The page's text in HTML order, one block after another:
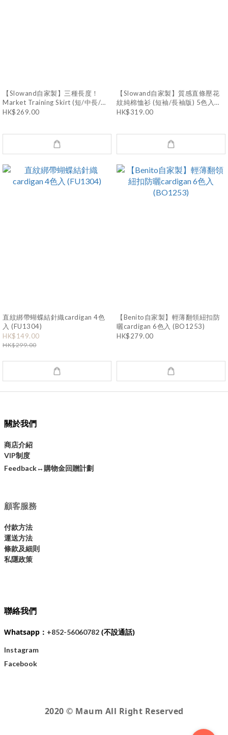
【Slowand自家製】三種長度！
Market Training Skirt (短/中長/長
版) (Free/L/XL) (SD1256)
HK$269.00
【Slowand自家製】質感直條壓花
紋純棉恤衫 (短袖/長袖版) 5色入
(SD1243)
HK$319.00
直紋綁帶蝴蝶結針織cardigan 4色
入 (FU1304)
HK$149.00
HK$299.00
【Benito自家製】輕薄翻領紐扣防
曬cardigan 6色入 (BO1253)
HK$279.00
關於我們
商店介紹
VIP制度
Feedback↔購物金回贈計劃
顧客服務
付款方法
運送方法
條款及細則
私隱政策
聯絡我們
Whatsapp： +852-56060782 (不設通話)
Instagram
Facebook
2020 © Maum All Right Reserved